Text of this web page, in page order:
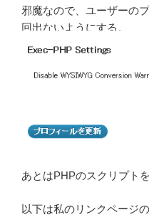
邪魔なので、ユーザーの
回出ないようにする。
あとはPHPのスクリプト
以下は私のリンクページ